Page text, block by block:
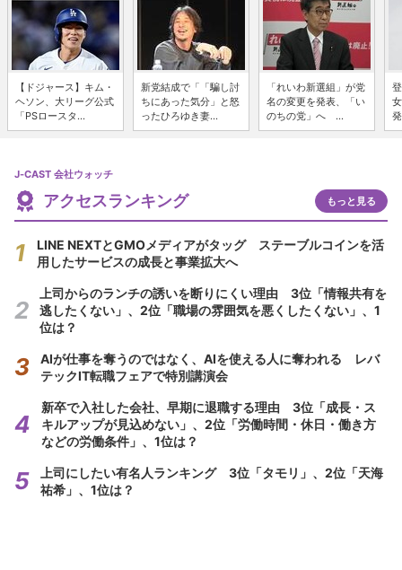
【ドジャース】キム・
ヘソン、大リーグ公式
「PSロースタ...
新党結成で「「騙し討
ちにあった気分」と怒
ったひろゆき妻...
「れいわ新選組」が党
名の変更を発表、「い
のちの党」へ ...
J-CAST 会社ウォッチ
アクセスランキング もっと見る
LINE NEXTとGMOメディアがタッグ ステーブルコインを活
用したサービスの成長と事業拡大へ
上司からのランチの誘いを断りにくい理由 3位「情報共有を
逃したくない」、2位「職場の雰囲気を悪くしたくない」、1
位は？
AIが仕事を奪うのではなく、AIを使える人に奪われる レバ
テックIT転職フェアで特別講演会
新卒で入社した会社、早期に退職する理由 3位「成長・ス
キルアップが見込めない」、2位「労働時間・休日・働き方
などの労働条件」、1位は？
上司にしたい有名人ランキング 3位「タモリ」、2位「天海
祐希」、1位は？